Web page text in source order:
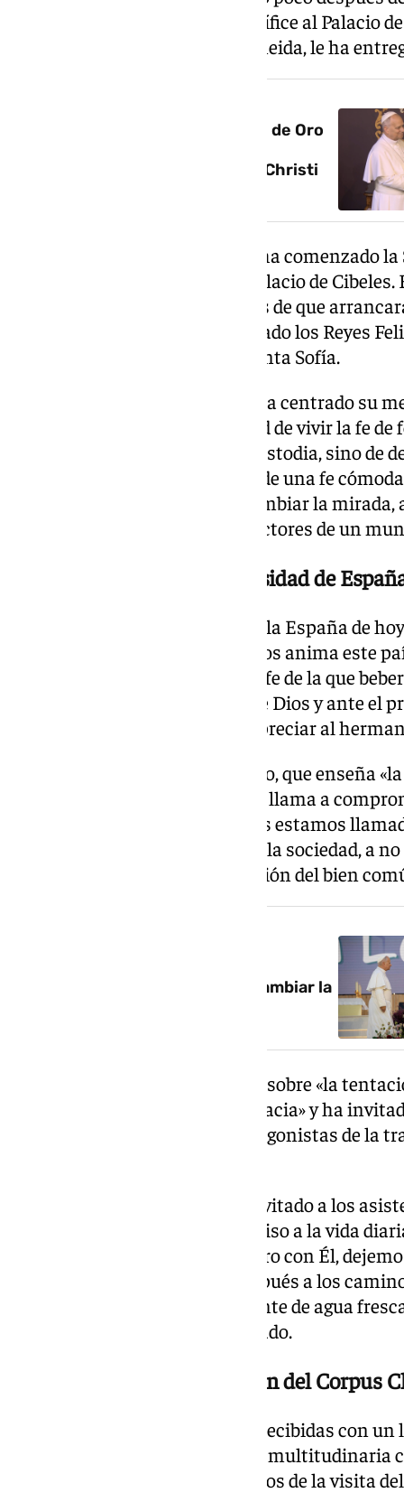
mañana con la llegada del Pontífice al Palacio
Madrid, José Luis Martínez-Almeida, le ha
El papa León XIV recibe la Llave de Oro
multitudinaria misa del Corpus Christi
Pasadas las diez de la mañana ha comenzado
escenario instalado frente al Palacio de
bienvenida al Santo Padre antes de que
autoridades asistentes han estado los Reyes
por la Princesa Leonor y la Infanta Sofía.
Durante su homilía, León XIV ha centrado su
Corpus Christi y en la necesidad de vivir la fe
trata únicamente de sacar la custodia, sino de
del egoísmo, de la indiferencia, de una fe
invitación a la conversión, a cambiar la mirada,
transforma y nos hace constructores de un
León XIV pide que la religiosidad de
«He aquí una encomienda para la España de
religiosidad que desde hace siglos anima este
que visitar, sino una escuela de fe de la que
nos enseña a arrodillarnos ante Dios y ante el
arrodillarse ante el Señor y despreciar al
Una escuela, según ha precisado, que enseña
«las cadenas del egoísmo» y que llama a
bien común. «También nosotros estamos
situaciones y en los desafíos de la sociedad, a
personalmente en la construcción del bien
españoles: «Vosotros podéis cambiar la
León XIV también ha advertido sobre «la
alimentarse de un pan que no sacia» y ha
privada» y convertirse en «protagonistas de la
Antes de concluir, el Papa ha invitado a los
Dios y a trasladar ese compromiso a la vida
sincero. Abrámonos al encuentro con Él,
nuestro corazón, para salir después a los
llevar entre la gente esta corriente de agua
justicia y de alegría», ha expresado.
León XIV preside la procesión del Corpus
Sus últimas palabras han sido recibidas con
fieles, poniendo el broche a una multitudinaria
de los momentos más destacados de la visita